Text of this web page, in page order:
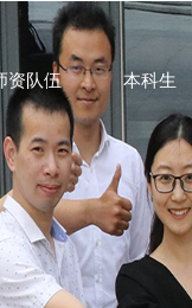
资队伍 本科生